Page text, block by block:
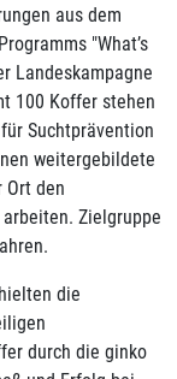
aus dem
"What’s
Landeskampagne
100 Koffer stehen
Suchtprävention
weitergebildete
Ort den
Zielgruppe
die
durch die ginko